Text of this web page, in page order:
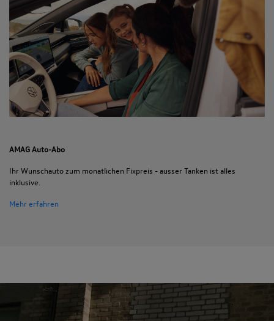
AMAG Auto-Abo
Ihr Wunschauto zum monatlichen Fixpreis - ausser Tanken ist alles
inklusive.
Mehr erfahren